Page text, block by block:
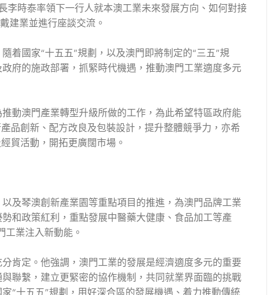
李時泰率領下一行人就本澳工業未來發展方向、如何對接
建業並進行座談交流。
着國家“十五五”規劃，以及澳門即將制定的“三五”規
府的施政部署，抓緊時代機遇，推動澳門工業適度多元
動澳門產業轉型升級所做的工作，為此希望特區政府能
品創新、配方改良及包裝設計，提升整體競爭力，亦希
貿活動，開拓更廣闊市場。
及琴澳創新產業園等重點項目的推進，為澳門品牌工業
和政策紅利，重點發展中醫藥大健康、食品加工等產
工業注入新動能。
肯定。他強調，澳門工業的發展是經濟適度多元的重要
聯繫，建立更緊密的協作機制，共同就業界面臨的挑戰
“十五五”規劃，用好深合區的發展機遇、着力推動傳統